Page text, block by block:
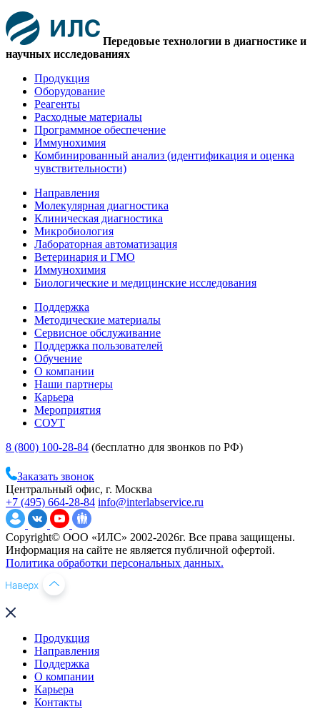
Передовые технологии в диагностике и
научных исследованиях
Продукция
Оборудование
Реагенты
Расходные материалы
Программное обеспечение
Иммунохимия
Комбинированный анализ (идентификация и оценка
чувствительности)
Направления
Молекулярная диагностика
Клиническая диагностика
Микробиология
Лабораторная автоматизация
Ветеринария и ГМО
Иммунохимия
Биологические и медицинские исследования
Поддержка
Методические материалы
Сервисное обслуживание
Поддержка пользователей
Обучение
О компании
Наши партнеры
Карьера
Мероприятия
СОУТ
8 (800) 100-28-84 (бесплатно для звонков по РФ)
Заказать звонок
Центральный офис, г. Москва
+7 (495) 664-28-84 info@interlabservice.ru
Copyright© ООО «ИЛС» 2002-2026г. Все права защищены.
Информация на сайте не является публичной офертой.
Политика обработки персональных данных.
Продукция
Направления
Поддержка
О компании
Карьера
Контакты